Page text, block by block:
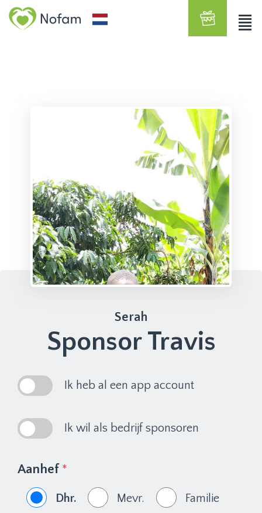
Serah
Sponsor Travis
Ik heb al een app account
Ik wil als bedrijf sponsoren
Aanhef *
Dhr. Mevr. Familie